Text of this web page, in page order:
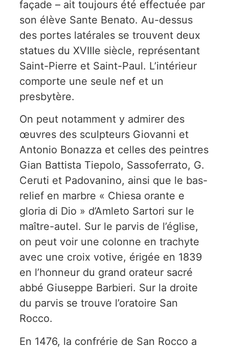
façade – ait toujours été effectuée par
son élève Sante Benato. Au-dessus
des portes latérales se trouvent deux
statues du XVIIIe siècle, représentant
Saint-Pierre et Saint-Paul. L’intérieur
comporte une seule nef et un
presbytère.
On peut notamment y admirer des
œuvres des sculpteurs Giovanni et
Antonio Bonazza et celles des peintres
Gian Battista Tiepolo, Sassoferrato, G.
Ceruti et Padovanino, ainsi que le bas-
relief en marbre « Chiesa orante e
gloria di Dio » d’Amleto Sartori sur le
maître-autel. Sur le parvis de l’église,
on peut voir une colonne en trachyte
avec une croix votive, érigée en 1839
en l’honneur du grand orateur sacré
abbé Giuseppe Barbieri. Sur la droite
du parvis se trouve l’oratoire San
Rocco.
En 1476, la confrérie de San Rocco a